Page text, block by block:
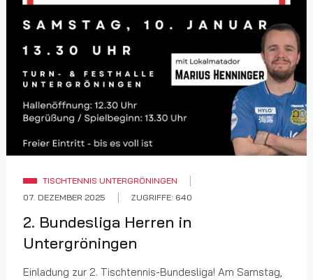
TISCHTENNIS UNTERGRÖNINGEN
07. DEZEMBER 2025
ZUGRIFFE: 640
2. Bundesliga Herren in
Untergröningen
Einladung zur 2. Tischtennis-Bundesliga! Am Samstag,